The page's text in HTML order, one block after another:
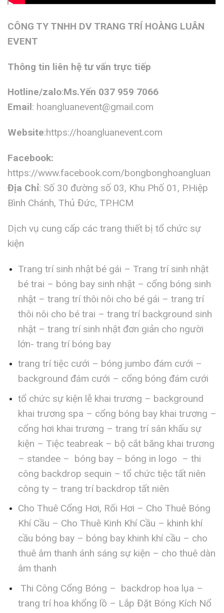
CÔNG TY TNHH DV TRANG TRÍ HOÀNG LUÂN
EVENT
Thông tin liên hệ tư vấn trực tiếp
Hotline/zalo:Ms.Yến 037 959 7066
Email: hoangluanevent@gmail.com
Website:https://hoangluanevent.com
Facebook:
https://www.facebook.com/bongbonghoangluan
Địa Chỉ: Số 30 đường số 03, Khu Phố 01, P.Hiệp
Bình Chánh, Thủ Đức, TP.HCM
Dịch vụ cung cấp các trang thiết bị tổ chức sự
kiện
Trang trí sinh nhật bé gái – Trang trí sinh nhật
bé trai – bóng bay sinh nhật – cổng bóng sinh
nhật – trang trí thôi nôi cho bé gái – trang trí
thôi nôi cho bé trai – trang trí background sinh
nhật – trang trí sinh nhật đơn giản cho người
lớn- trang trí bóng bay
trang trí tiệc cưới – bóng jumbo đám cưới –
background đám cưới – cổng bóng đám cưới
tổ chức sự kiện lễ khai trương – background
khai trương spa – cổng bóng bay khai trương –
cổng hơi khai trương – trang trí sân khấu sự
kiện – Tiệc teabreak – bộ cắt băng khai trương
– standee – bóng bay – bóng in logo – thi
công backdrop sequin – tổ chức tiệc tất niên
công ty – trang trí backdrop tất niên
Cho Thuê Cổng Hơi, Rối Hơi – Cho Thuê Bóng
Khí Cầu – Cho Thuê Kinh Khí Cầu – khinh khí
cầu bóng bay – bóng bay khinh khí cầu – cho
thuê âm thanh ánh sáng sự kiện – cho thuê dàn
âm thanh
Thi Công Cổng Bóng – backdrop hoa lụa –
trang trí hoa khổng lồ – Lắp Đặt Bóng Kích Nổ